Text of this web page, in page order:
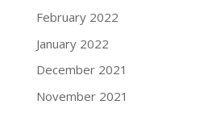
February 2022
January 2022
December 2021
November 2021